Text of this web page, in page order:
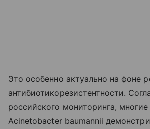
Это особенно актуально на фоне
антибиотикорезистентности.
российского мониторинга,
Acinetobacter baumannii